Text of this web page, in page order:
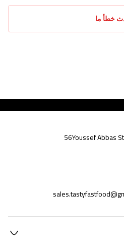
خطأ ما
56Youssef Abbas